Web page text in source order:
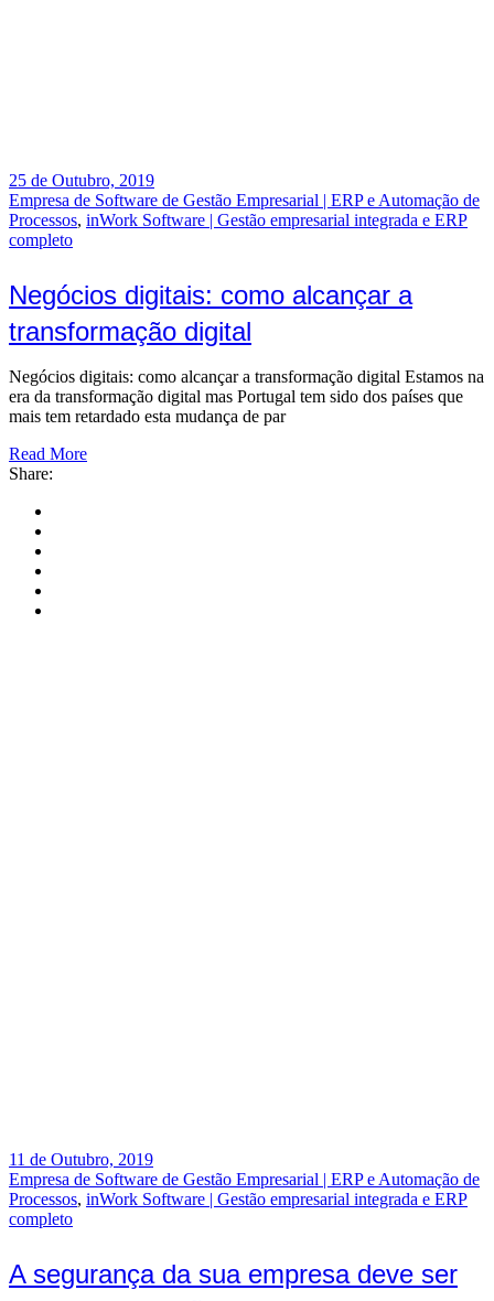
25 de Outubro, 2019
Empresa de Software de Gestão Empresarial | ERP e Automação de
Processos, inWork Software | Gestão empresarial integrada e ERP
completo
Negócios digitais: como alcançar a
transformação digital
Negócios digitais: como alcançar a transformação digital Estamos na
era da transformação digital mas Portugal tem sido dos países que
mais tem retardado esta mudança de par
Read More
Share:
11 de Outubro, 2019
Empresa de Software de Gestão Empresarial | ERP e Automação de
Processos, inWork Software | Gestão empresarial integrada e ERP
completo
A segurança da sua empresa deve ser